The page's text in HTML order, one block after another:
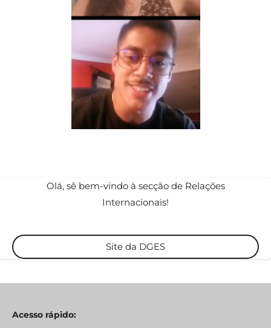
Olá, sê bem-vindo à secção de Relações
Internacionais!
Site da DGES
Acesso rápido: